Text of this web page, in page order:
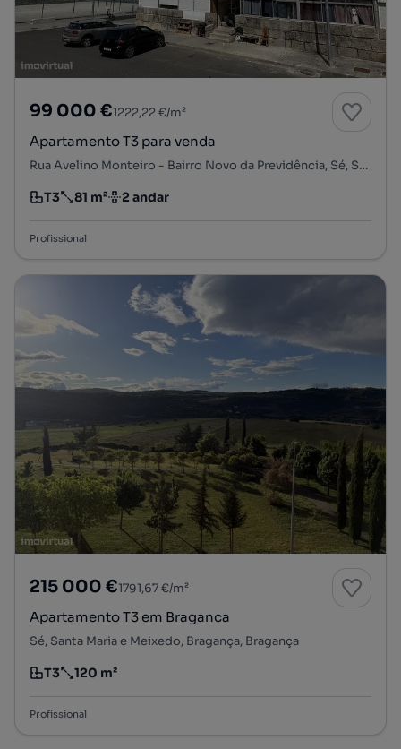
99 000 €1222,22 €/m²
Apartamento T3 para venda
Rua Avelino Monteiro - Bairro Novo da Previdência, Sé, Santa Maria e Meixedo, Bragança, Bragança
Tipologia
T3
Preço por metro quadrado
81 m²
Andar 2 andar
Profissional
215 000 €1791,67 €/m²
Apartamento T3 em Braganca
Sé, Santa Maria e Meixedo, Bragança, Bragança
Tipologia
T3
Preço por metro quadrado
120 m²
Profissional